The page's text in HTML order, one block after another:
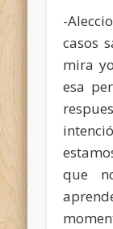
-
casos
mira
esa
que